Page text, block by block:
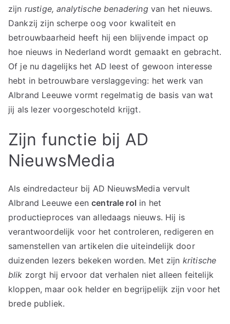
zijn rustige, analytische benaderingvan het nieuws.
Dankzij zijn scherpe oog voor kwaliteit en
betrouwbaarheid heeft hij een blijvende impact op
hoe nieuws in Nederland wordt gemaakt en gebracht.
Of je nu dagelijks het AD leest of gewoon interesse
hebt in betrouwbare verslaggeving: het werk van
Albrand Leeuwe vormt regelmatig de basis van wat
jij als lezer voorgeschoteld krijgt.
Zijn functie bij AD
NieuwsMedia
Als eindredacteur bij AD NieuwsMedia vervult
Albrand Leeuwe eencentrale rol in het
productieproces van alledaags nieuws. Hij is
verantwoordelijk voor het controleren, redigeren en
samenstellen van artikelen die uiteindelijk door
duizenden lezers bekeken worden. Met zijn kritische
blik zorgt hij ervoor dat verhalen niet alleen feitelijk
kloppen, maar ook helder en begrijpelijk zijn voor het
brede publiek.